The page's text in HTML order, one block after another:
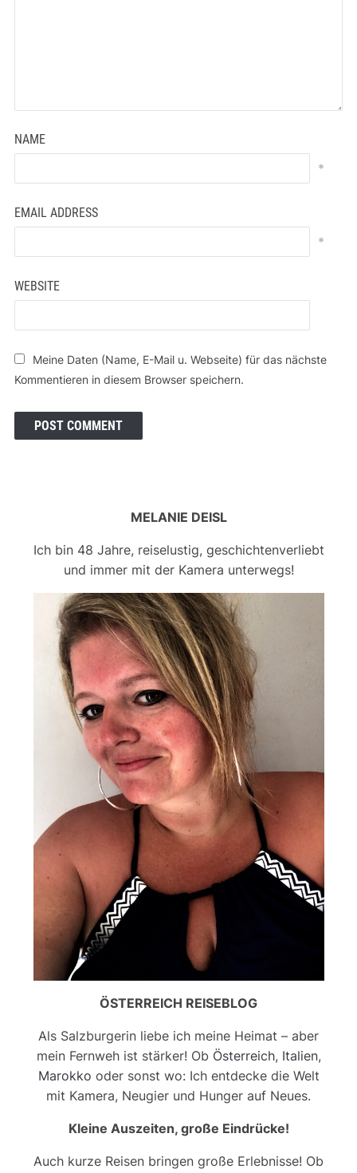
NAME
*
EMAIL ADDRESS
*
WEBSITE
Meine Daten (Name, E-Mail u. Webseite) für das nächste
Kommentieren in diesem Browser speichern.
MELANIE DEISL
Ich bin 48 Jahre, reiselustig, geschichtenverliebt
und immer mit der Kamera unterwegs!
ÖSTERREICH REISEBLOG
Als Salzburgerin liebe ich meine Heimat – aber
mein Fernweh ist stärker! Ob Österreich, Italien,
Marokko oder sonst wo: Ich entdecke die Welt
mit Kamera, Neugier und Hunger auf Neues.
Kleine Auszeiten, große Eindrücke!
Auch kurze Reisen bringen große Erlebnisse! Ob